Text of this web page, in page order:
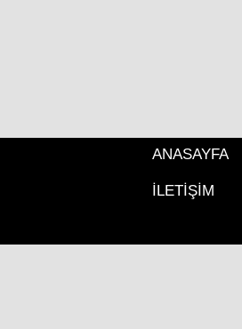
ANASAYFA
İLETIŞIM